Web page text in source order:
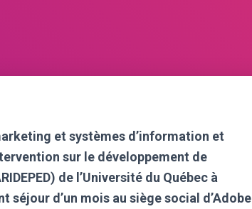
et systèmes d’information et
sur le développement de
de l’Université du Québec à
séjour d’un mois au siège social d’Adobe